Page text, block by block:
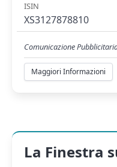
ISIN
XS3127878810
Comunicazione
Maggiori Informazioni
La Finestra